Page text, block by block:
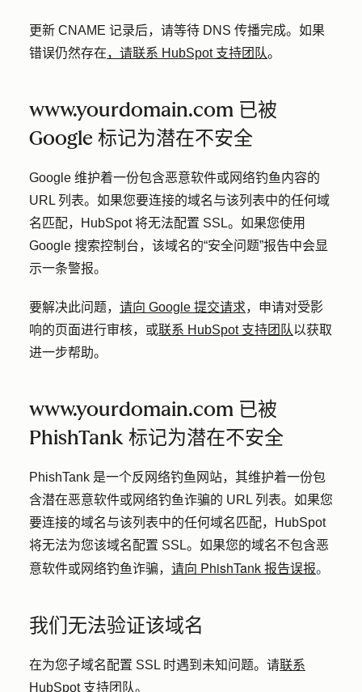
更新 CNAME 记录后，请等待 DNS 传播完成。如果
错误仍然存在，请联系 HubSpot 支持团队。
www.yourdomain.com 已被
Google 标记为潜在不安全
Google 维护着一份包含恶意软件或网络钓鱼内容的
URL 列表。如果您要连接的域名与该列表中的任何域
名匹配，HubSpot 将无法配置 SSL。如果您使用
Google 搜索控制台，该域名的“安全问题”报告中会显
示一条警报。
要解决此问题， 请向 Google 提交请求，申请对受影
响的页面进行审核，或联系 HubSpot 支持团队以获取
进一步帮助。
www.yourdomain.com 已被
PhishTank 标记为潜在不安全
PhishTank 是一个反网络钓鱼网站，其维护着一份包
含潜在恶意软件或网络钓鱼诈骗的 URL 列表。如果您
要连接的域名与该列表中的任何域名匹配，HubSpot
将无法为您该域名配置 SSL。如果您的域名不包含恶
意软件或网络钓鱼诈骗， 请向 PhishTank 报告误报。
我们无法验证该域名
在为您子域名配置 SSL 时遇到未知问题。请联系
HubSpot 支持团队。